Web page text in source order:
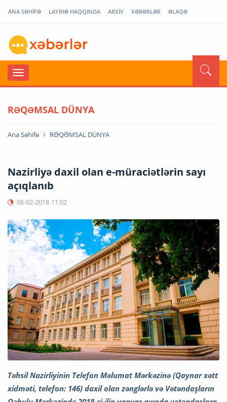
ANA SƏHİFƏ LAYİHƏ HAQQINDA ARXİV XƏBƏRLƏR ƏLAQƏ
RƏQƏMSAL DÜNYA
Ana Səhifə RƏQƏMSAL DÜNYA
Nazirliyə daxil olan e-müraciətlərin sayı
açıqlanıb
06-02-2018 11:02
Təhsil Nazirliyinin Telefon Məlumat Mərkəzinə (Qaynar xətt
xidməti, telefon: 146) daxil olan zənglərlə və Vətəndaşların